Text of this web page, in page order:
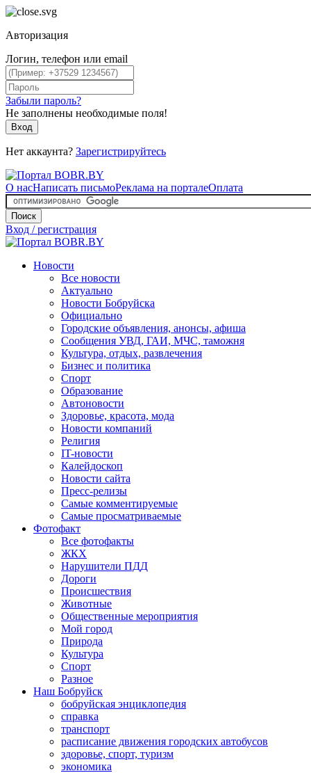
Авторизация
Логин, телефон или email
Забыли пароль?
Не заполнены необходимые поля!
Вход
Нет аккаунта? Зарегистрируйтесь
О насНаписать письмоРеклама на порталеОплата
Поиск
Вход / регистрация
Новости
Все новости
Актуально
Новости Бобруйска
Официально
Городские объявления, анонсы, афиша
Сообщения УВД, ГАИ, МЧС, таможня
Культура, отдых, развлечения
Бизнес и политика
Спорт
Образование
Автоновости
Здоровье, красота, мода
Новости компаний
Религия
IT-новости
Калейдоскоп
Новости сайта
Пресс-релизы
Самые комментируемые
Самые просматриваемые
Фотофакт
Все фотофакты
ЖКХ
Нарушители ПДД
Дороги
Происшествия
Животные
Общественные мероприятия
Мой город
Природа
Культура
Спорт
Разное
Наш Бобруйск
бобруйская энциклопедия
справка
транспорт
расписание движения городских автобусов
здоровье, спорт, туризм
экономика